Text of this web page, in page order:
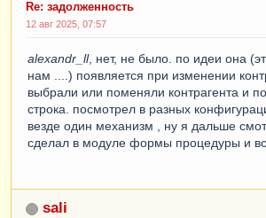
Re: задолженность
12 авг 2025, 07:57
alexandr_ll, нет, не было. по идеи она
нам ....) появляется при изменении
выбрали или поменяли контрагента и
строка. посмотрел в разных
везде один механизм , ну я дальше
сделал в модуле формы процедуры и
sali